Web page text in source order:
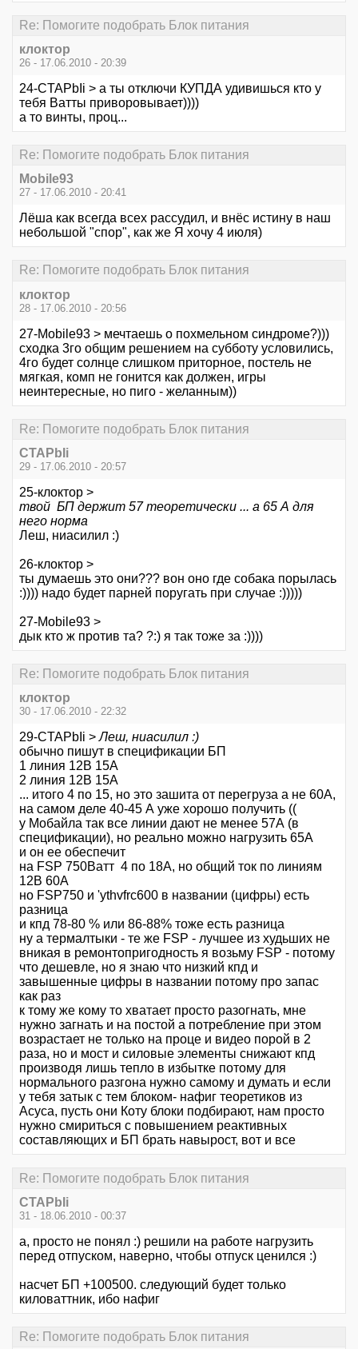
Re: Помогите подобрать Блок питания
клоктор
26 - 17.06.2010 - 20:39
24-CTAPbIi > а ты отключи КУПДА удивишься кто у
тебя Ватты приворовывает))))
а то винты, проц...
Re: Помогите подобрать Блок питания
Mobile93
27 - 17.06.2010 - 20:41
Лёша как всегда всех рассудил, и внёс истину в наш
небольшой "спор", как же Я хочу 4 июля)
Re: Помогите подобрать Блок питания
клоктор
28 - 17.06.2010 - 20:56
27-Mobile93 > мечтаешь о похмельном синдроме?)))
сходка 3го общим решением на субботу условились,
4го будет солнце слишком приторное, постель не
мягкая, комп не гонится как должен, игры
неинтересные, но пиго - желанным))
Re: Помогите подобрать Блок питания
CTAPbIi
29 - 17.06.2010 - 20:57
25-клоктор >
твой БП держит 57 теоретически ... а 65 А для
него норма
Леш, ниасилил :)
26-клоктор >
ты думаешь это они??? вон оно где собака порылась
:)))) надо будет парней поругать при случае :)))))
27-Mobile93 >
дык кто ж против та? ?:) я так тоже за :))))
Re: Помогите подобрать Блок питания
клоктор
30 - 17.06.2010 - 22:32
29-CTAPbIi >Леш, ниасилил :)
обычно пишут в спецификации БП
1 линия 12В 15А
2 линия 12В 15А
... итого 4 по 15, но это зашита от перегруза а не 60А,
на самом деле 40-45 А уже хорошо получить ((
у Мобайла так все линии дают не менее 57А (в
спецификации), но реально можно нагрузить 65А
и он ее обеспечит
на FSP 750Ватт 4 по 18А, но общий ток по линиям
12В 60А
но FSP750 и 'ythvfrc600 в названии (цифры) есть
разница
и кпд 78-80 % или 86-88% тоже есть разница
ну а термалтыки - те же FSP - лучшее из худьших не
вникая в ремонтопригодность я возьму FSP - потому
что дешевле, но я знаю что низкий кпд и
завышенные цифры в названии потому про запас
как раз
к тому же кому то хватает просто разогнать, мне
нужно загнать и на постой а потребление при этом
возрастает не только на проце и видео порой в 2
раза, но и мост и силовые элементы снижают кпд
производя лишь тепло в избытке потому для
нормального разгона нужно самому и думать и если
у тебя затык с тем блоком- нафиг теоретиков из
Асуса, пусть они Коту блоки подбирают, нам просто
нужно смириться с повышением реактивных
составляющих и БП брать навырост, вот и все
Re: Помогите подобрать Блок питания
CTAPbIi
31 - 18.06.2010 - 00:37
а, просто не понял :) решили на работе нагрузить
перед отпуском, наверно, чтобы отпуск ценился :)
насчет БП +100500. следующий будет только
киловаттник, ибо нафиг
Re: Помогите подобрать Блок питания